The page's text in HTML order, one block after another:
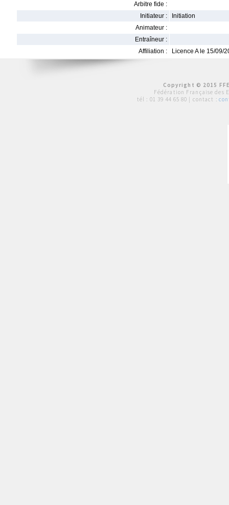
Arbitre fide :
Initiateur :
Initiation
Animateur :
Entraîneur :
Affiliation :
Licence A le 15/09/
Copyright © 2015
Fédération Française des
tél : 01 39 44 65 80 | contact :